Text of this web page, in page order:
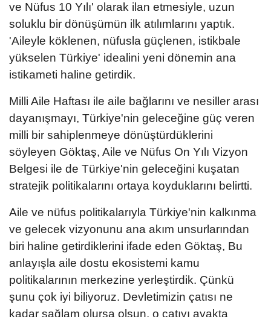
ve Nüfus 10 Yılı' olarak ilan etmesiyle, uzun
soluklu bir dönüşümün ilk atılımlarını yaptık.
'Aileyle köklenen, nüfusla güçlenen, istikbale
yükselen Türkiye' idealini yeni dönemin ana
istikameti haline getirdik.
Milli Aile Haftası ile aile bağlarını ve nesiller arası
dayanışmayı, Türkiye'nin geleceğine güç veren
milli bir sahiplenmeye dönüştürdüklerini
söyleyen Göktaş, Aile ve Nüfus On Yılı Vizyon
Belgesi ile de Türkiye'nin geleceğini kuşatan
stratejik politikalarını ortaya koyduklarını belirtti.
Aile ve nüfus politikalarıyla Türkiye'nin kalkınma
ve gelecek vizyonunu ana akım unsurlarından
biri haline getirdiklerini ifade eden Göktaş, Bu
anlayışla aile dostu ekosistemi kamu
politikalarının merkezine yerleştirdik. Çünkü
şunu çok iyi biliyoruz. Devletimizin çatısı ne
kadar sağlam olursa olsun, o çatıyı ayakta